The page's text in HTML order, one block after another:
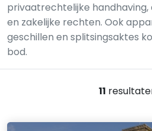
privaatrechtelijke
en zakelijke rechten. Ook
geschillen en splitsingsaktes
bod.
11